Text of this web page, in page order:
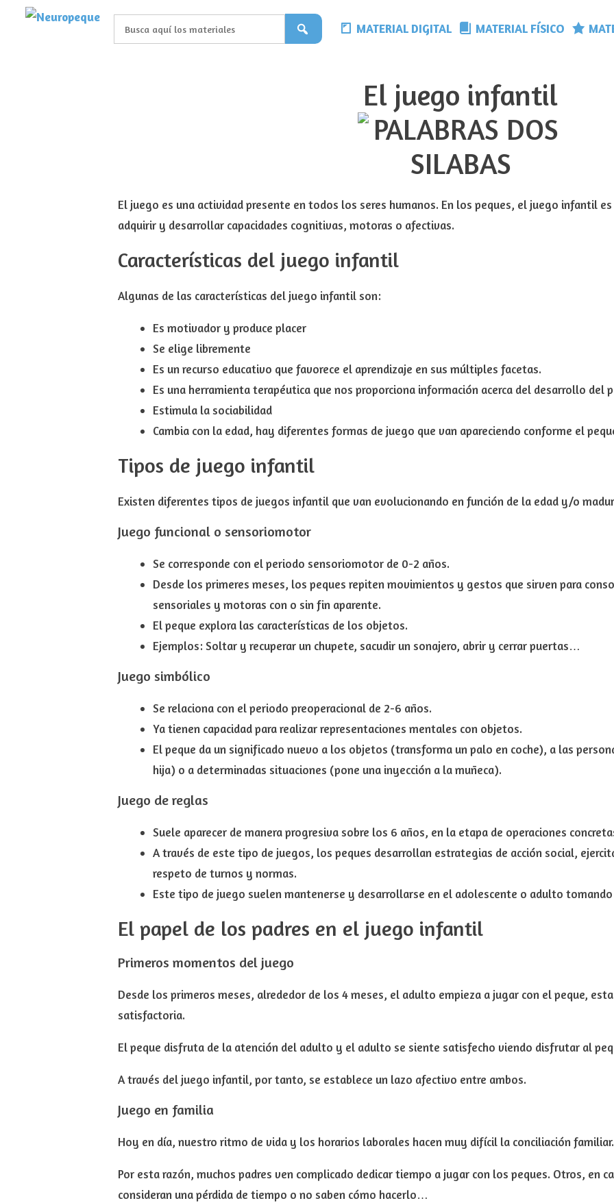
Saltar
MATERIAL DIGITAL MATERIAL FÍSICO
El juego infantil
El juego es una actividadpresente en todos los seres humanos. En los peques, el juego infantil es
adquirir y desarrollar capacidades cognitivas, motoras o afectivas.
Características del juego infantil
Algunas de las características del juego infantil son:
Es motivador y produce placer
Se elige libremente
Es un recurso educativo que favorece el aprendizaje en sus múltiples facetas.
Es una herramienta terapéutica que nos proporciona información acerca del desarrollo del
Estimula la sociabilidad
Cambia con la edad, hay diferentes formas de juego que van apareciendo conforme el
Tipos de juego infantil
Existen diferentes tipos de juegos infantil que van evolucionando en función de la edad y/o
Juego funcional o sensoriomotor
Se corresponde con el periodo sensoriomotor de 0-2 años.
Desde los primeres meses, los peques repiten movimientos y gestos que sirven para
sensoriales y motoras con o sin fin aparente.
El peque explora las características de los objetos.
Ejemplos: Soltar y recuperar un chupete, sacudir un sonajero, abrir y cerrar puertas…
Juego simbólico
Se relaciona con el periodo preoperacional de 2-6 años.
Ya tienen capacidad para realizarrepresentaciones mentales con objetos.
El peque da un significado nuevo a los objetos (transforma un palo en coche), a las
hija) o a determinadas situaciones (pone una inyección a la muñeca).
Juego de reglas
Suele aparecer de manera progresiva sobre los 6 años, en la etapa de operaciones
A través de este tipo de juegos, los peques desarrollan estrategias de acción social,
respeto de turnos y normas.
Este tipo de juego suelen mantenerse y desarrollarse en el adolescente o adulto
El papel de los padres en el juego infantil
Primeros momentos del juego
Desde los primeros meses, alrededor de los 4 meses, el adulto empieza a jugar con el peque,
satisfactoria.
El peque disfruta de la atención del adulto y el adulto se siente satisfecho viendo disfrutar al
A través del juego infantil, por tanto, se establece un lazo afectivo entre ambos.
Juego en familia
Hoy en día, nuestro ritmo de vida y los horarios laborales hacen muy difícil la conciliación familiar.
Por esta razón, muchos padres ven complicado dedicar tiempo a jugar con los peques. Otros, en
consideran una pérdida de tiempo o no saben cómo hacerlo…